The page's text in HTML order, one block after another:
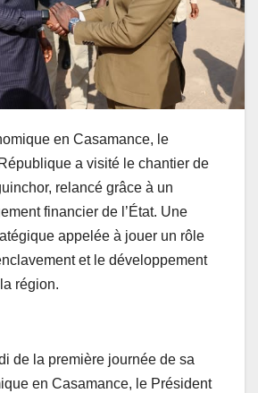
en Casamance, le
a visité le chantier de
relancé grâce à un
financier de l’État. Une
appelée à jouer un rôle
et le développement
région.
de la première journée de sa
en Casamance, le Président